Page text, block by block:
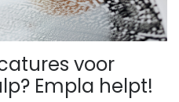
voor
Empla helpt!